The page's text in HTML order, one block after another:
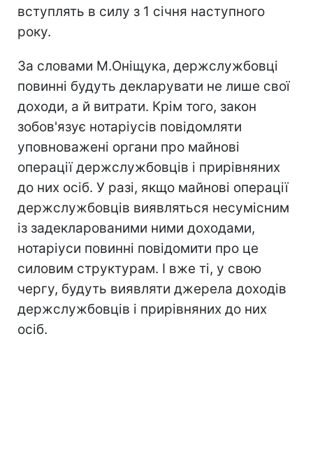
вступлять в силу з 1 січня наступного
року.
За словами М.Оніщука, держслужбовці
повинні будуть декларувати не лише свої
доходи, а й витрати. Крім того, закон
зобов'язує нотаріусів повідомляти
уповноважені органи про майнові
операції держслужбовців і прирівняних
до них осіб. У разі, якщо майнові операції
держслужбовців виявляться несумісним
із задекларованими ними доходами,
нотаріуси повинні повідомити про це
силовим структурам. І вже ті, у свою
чергу, будуть виявляти джерела доходів
держслужбовців і прирівняних до них
осіб.